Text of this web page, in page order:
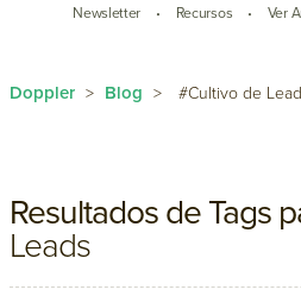
Newsletter • Recursos • Ver
Doppler > Blog > #Cultivo de
Resultados de Tags
Leads